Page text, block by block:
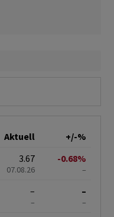
Aktuell
+/-%
3.67
07.08.26
-0.68%
–
–
–
–
–